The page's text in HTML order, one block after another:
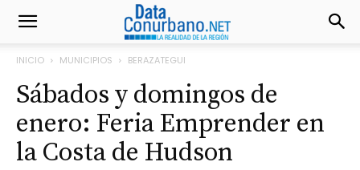
INICIO MUNICIPIOS BERAZATEGUI
Sábados y domingos de
enero: Feria Emprender en
la Costa de Hudson